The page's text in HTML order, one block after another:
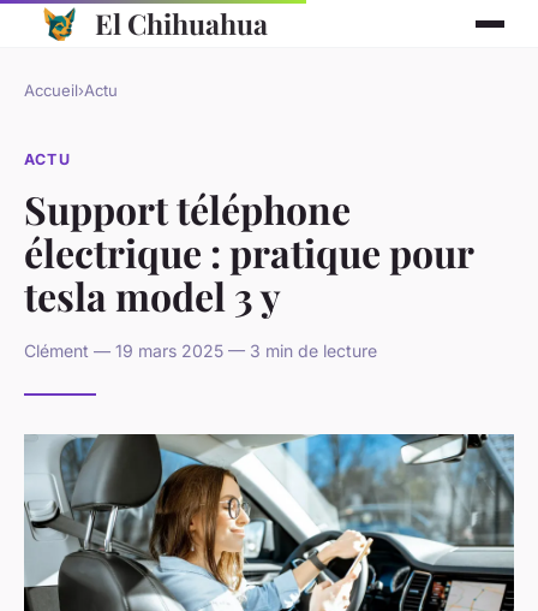
El Chihuahua
Accueil›Actu
ACTU
Support téléphone
électrique : pratique pour
tesla model 3 y
Clément — 19 mars 2025 — 3 min de lecture